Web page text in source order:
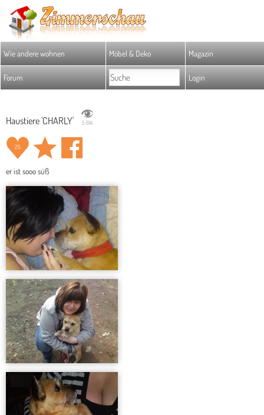
Wie andere wohnen Möbel & Deko Magazin
Forum Login
Haustiere 'CHARLY' 5.614
25
er ist sooo süß